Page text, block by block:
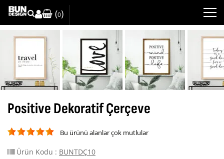
(0)
Positive Dekoratif Çerçeve
Bu ürünü alanlar çok mutlular
Ürün Kodu : BUNTDÇ10